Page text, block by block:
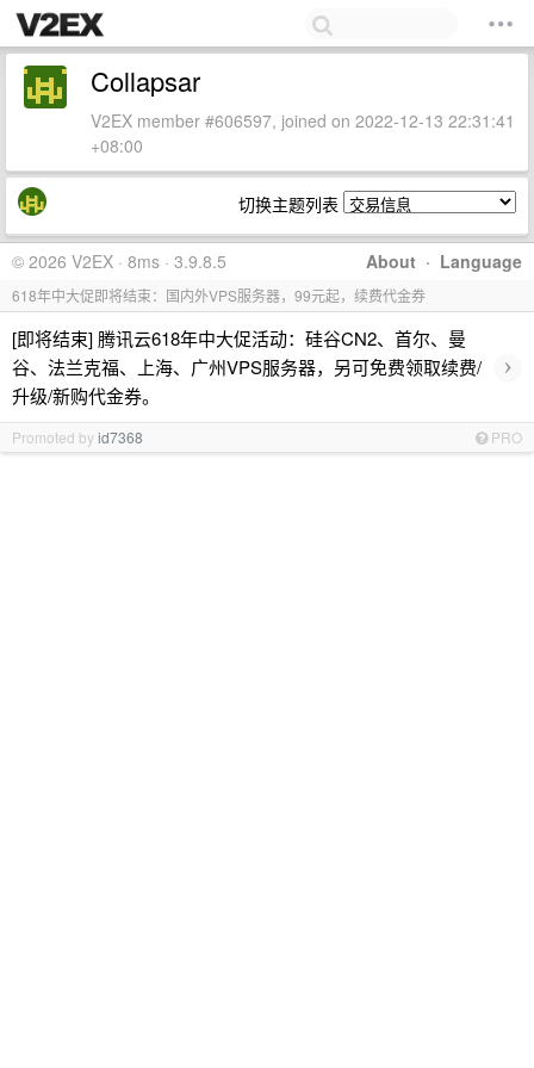
Collapsar
V2EX member #606597, joined on 2022-12-13 22:31:41
+08:00
切换主题列表
About · Language
© 2026 V2EX · 8ms · 3.9.8.5
618年中大促即将结束：国内外VPS服务器，99元起，续费代金券
[即将结束] 腾讯云618年中大促活动：硅谷CN2、首尔、曼
谷、法兰克福、上海、广州VPS服务器，另可免费领取续费/
升级/新购代金券。
›
Promoted byid7368 PRO